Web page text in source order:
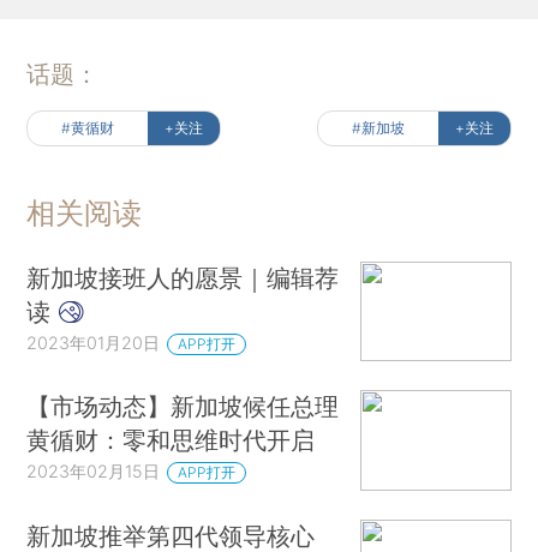
话题：
#黄循财 +关注 #新加坡 +关注
相关阅读
新加坡接班人的愿景｜编辑荐
读
2023年01月20日 APP打开
【市场动态】新加坡候任总理
黄循财：零和思维时代开启
2023年02月15日 APP打开
新加坡推举第四代领导核心